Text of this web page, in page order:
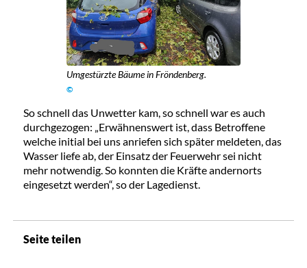
Umgestürzte Bäume in Fröndenberg.
©
So schnell das Unwetter kam, so schnell war es auch
durchgezogen: „Erwähnenswert ist, dass Betroffene
welche initial bei uns anriefen sich später meldeten, das
Wasser liefe ab, der Einsatz der Feuerwehr sei nicht
mehr notwendig. So konnten die Kräfte andernorts
eingesetzt werden“, so der Lagedienst.
Seite teilen